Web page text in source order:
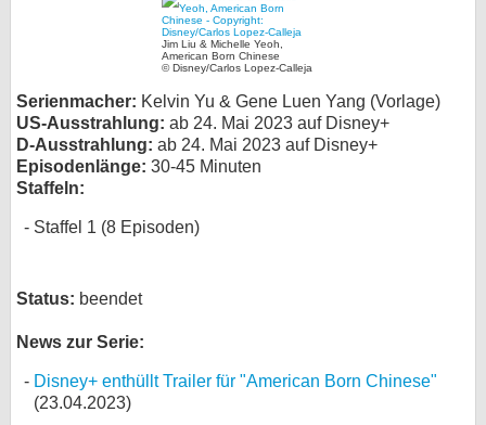
Jim Liu & Michelle Yeoh,
American Born Chinese
© Disney/Carlos Lopez-Calleja
Serienmacher: Kelvin Yu & Gene Luen Yang (Vorlage)
US-Ausstrahlung: ab 24. Mai 2023 auf Disney+
D-Ausstrahlung: ab 24. Mai 2023 auf Disney+
Episodenlänge: 30-45 Minuten
Staffeln:
Staffel 1 (8 Episoden)
Status: beendet
News zur Serie:
Disney+ enthüllt Trailer für "American Born Chinese"
(23.04.2023)
bei Facebook
Nutzungsbedingungen
Datenschutz